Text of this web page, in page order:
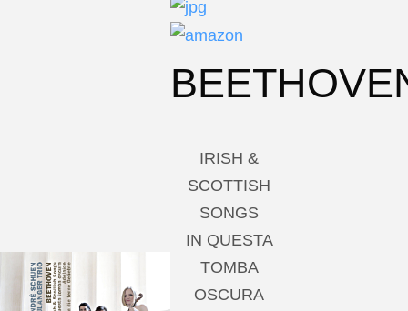
IRISH &
SCOTTISH
SONGS
IN QUESTA
TOMBA
OSCURA